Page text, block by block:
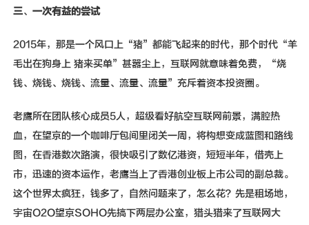
三、 一次有益的尝试
2015年，那是一个风口上“猪”都能飞起来的时代，那个时代“羊
毛出在狗身上 猪来买单”甚嚣尘上，互联网就意味着免费，“烧
钱、烧钱、烧钱、流量、流量、流量”充斥着资本投资圈。
老鹰所在团队核心成员5人，超级看好航空互联网前景，满腔热
血，在望京的一个咖啡厅包间里闭关一周，将构想变成蓝图和路线
图，在香港数次路演，很快吸引了数亿港资，短短半年，借壳上
市，迅速的资本运作，老鹰当上了香港创业板上市公司的副总裁。
这个世界太疯狂，钱多了，自然问题来了，怎么花？先是租场地，
宇宙O2O望京SOHO先搞下两层办公室，猎头猎来了互联网大